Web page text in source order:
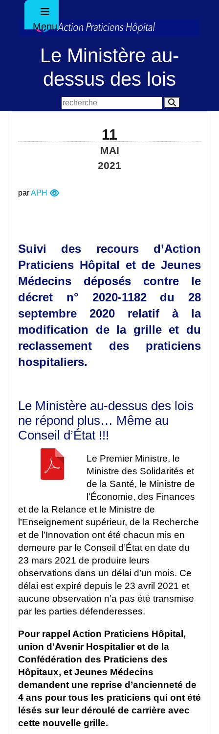
Menu
Le Ministère au-
dessus des lois
11
MAI
2021
parAPH
Suivi des recours d’Action
Praticiens Hôpital et de Jeunes
Médecins déposés contre le
décret n° 2020-1182 du 28
septembre 2020 relatif à la
modification de la grille et du
reclassement des praticiens
hospitaliers.
Le Ministère au-dessus des lois
ne répond plus… Même au
Conseil d’État !!!
Le Premier Ministre, le
Ministre des Solidarités et
de la Santé, le Ministre de
l’Économie, des Finances
et de la Relance et le Ministre de
l’Enseignement supérieur, de la Recherche
et de l’Innovation ont été chacun mis en
demeure par le Conseil d’État en date du
23 mars 2021 de produire leurs
observations dans un délai d’un mois. Ce
délai est expiré depuis le 23 avril 2021 et
aucune observation n’a pas été transmise
par les parties défenderesses.
Pour rappel Action Praticiens Hôpital,
union d’Avenir Hospitalier et de la
Confédération des Praticiens des
Hôpitaux, et Jeunes Médecins
demandent une reprise d’ancienneté de
4 ans pour tous les praticiens qui ont été
lésés sur leur déroulé de carrière avec
cette nouvelle grille.